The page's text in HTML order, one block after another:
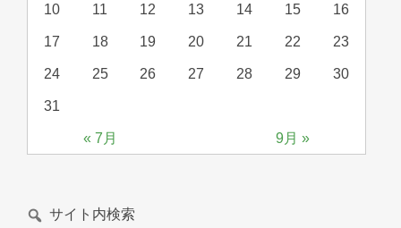
10 11 12 13 14 15 16
17 18 19 20 21 22 23
24 25 26 27 28 29 30
31
« 7月 9月 »
サイト内検索